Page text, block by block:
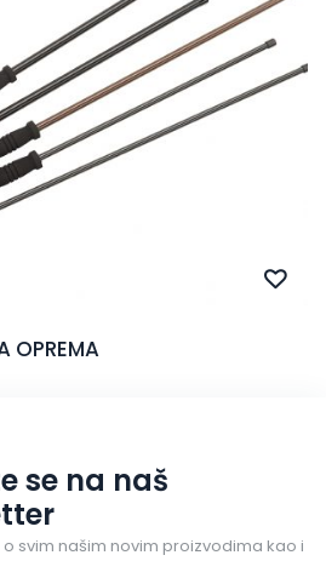
OPREMA
se na naš
o svim našim novim proizvodima kao i